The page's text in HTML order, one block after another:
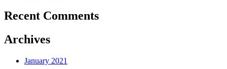
Recent Comments
Archives
January 2021